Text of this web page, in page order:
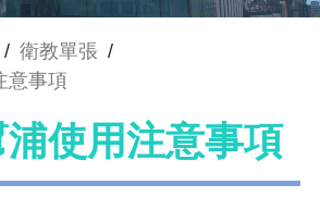
/ 衛教單張 /
意事項
使用注意事項